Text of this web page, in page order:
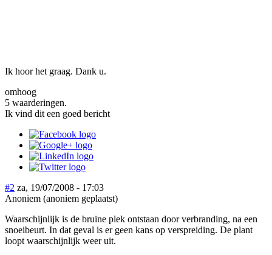
Ik hoor het graag. Dank u.
omhoog
5 waarderingen.
Ik vind dit een goed bericht
#2 za, 19/07/2008 - 17:03
Anoniem (anoniem geplaatst)
Waarschijnlijk is de bruine plek ontstaan door verbranding, na een
snoeibeurt. In dat geval is er geen kans op verspreiding. De plant
loopt waarschijnlijk weer uit.